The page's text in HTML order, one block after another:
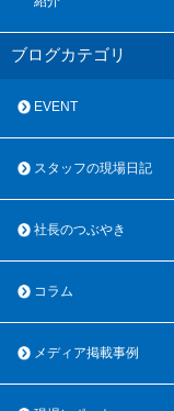
ブログカテゴリ
EVENT
スタッフの現場日記
社長のつぶやき
コラム
メディア掲載事例